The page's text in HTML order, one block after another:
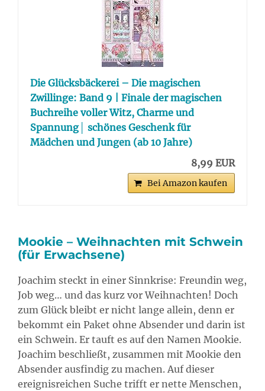
Die Glücksbäckerei – Die magischen
Zwillinge: Band 9 | Finale der magischen
Buchreihe voller Witz, Charme und
Spannung│ schönes Geschenk für
Mädchen und Jungen (ab 10 Jahre)
8,99 EUR
Bei Amazon kaufen
Mookie – Weihnachten mit Schwein
(für Erwachsene)
Joachim steckt in einer Sinnkrise: Freundin weg,
Job weg… und das kurz vor Weihnachten! Doch
zum Glück bleibt er nicht lange allein, denn er
bekommt ein Paket ohne Absender und darin ist
ein Schwein. Er tauft es auf den Namen Mookie.
Joachim beschließt, zusammen mit Mookie den
Absender ausfindig zu machen. Auf dieser
ereignisreichen Suche trifft er nette Menschen,